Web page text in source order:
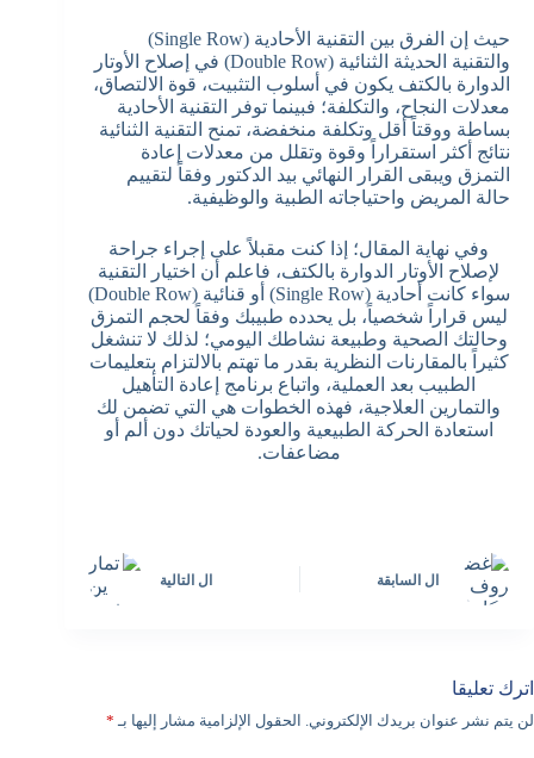
حيث إن الفرق بين التقنية الأحادية (Single Row)
والتقنية الحديثة الثنائية (Double Row) في إصلاح الأوتار
الدوارة بالكتف يكون في أسلوب التثبيت، قوة الالتصاق،
معدلات النجاح، والتكلفة؛ فبينما توفر التقنية الأحادية
بساطة ووقتاً أقل وتكلفة منخفضة، تمنح التقنية الثنائية
نتائج أكثر استقراراً وقوة وتقلل من معدلات إعادة
التمزق ويبقى القرار النهائي بيد الدكتور وفقاً لتقييم
حالة المريض واحتياجاته الطبية والوظيفية.
وفي نهاية المقال؛ إذا كنت مقبلاً على إجراء جراحة
لإصلاح الأوتار الدوارة بالكتف، فاعلم أن اختيار التقنية
سواء كانت أحادية (Single Row) أو قنائية (Double Row)
ليس قراراً شخصياً، بل يحدده طبيبك وفقاً لحجم التمزق
وحالتك الصحية وطبيعة نشاطك اليومي؛ لذلك لا تنشغل
كثيراً بالمقارنات النظرية بقدر ما تهتم بالالتزام بتعليمات
الطبيب بعد العملية، واتباع برنامج إعادة التأهيل
والتمارين العلاجية، فهذه الخطوات هي التي تضمن لك
استعادة الحركة الطبيعية والعودة لحياتك دون ألم أو
مضاعفات.
ال السابقة ال التالية
اترك تعليقا
لن يتم نشر عنوان بريدك الإلكتروني. الحقول الإلزامية مشار إليها بـ *